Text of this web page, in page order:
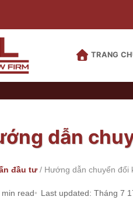
TRANG
dẫn
đầu tư/ Hướng dẫn chuyển đổi
min read Last updated: Tháng 7